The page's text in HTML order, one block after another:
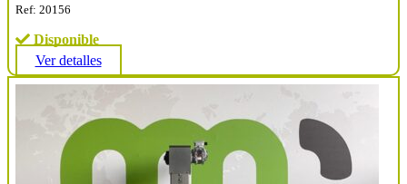
Ref: 20156
Disponible
Ver detalles